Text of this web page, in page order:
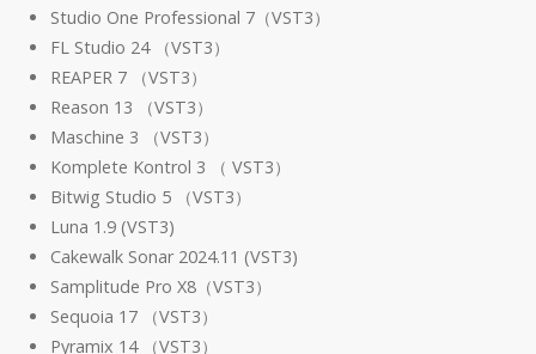
Studio One Professional 7（VST3）
FL Studio 24 （VST3）
REAPER 7 （VST3）
Reason 13 （VST3）
Maschine 3 （VST3）
Komplete Kontrol 3 （ VST3）
Bitwig Studio 5 （VST3）
Luna 1.9 (VST3)
Cakewalk Sonar 2024.11 (VST3)
Samplitude Pro X8（VST3）
Sequoia 17 （VST3）
Pyramix 14 （VST3）